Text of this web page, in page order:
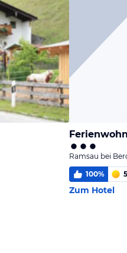
Ramsau bei
100%
Zum Hotel